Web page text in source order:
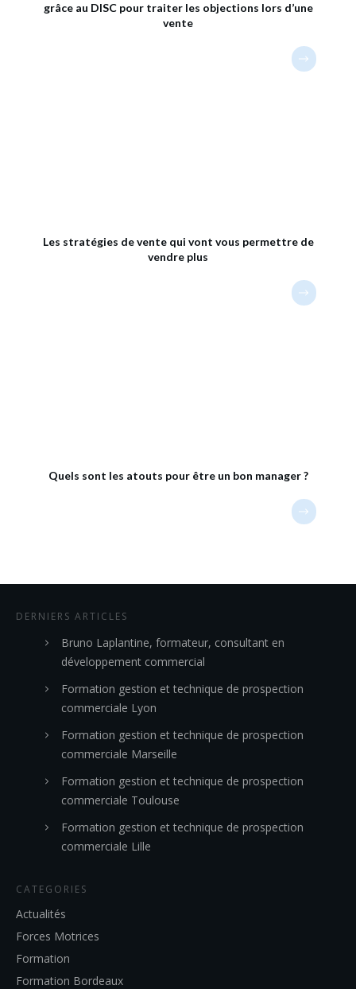
grâce au DISC pour traiter les objections lors d’une
vente
Les stratégies de vente qui vont vous permettre de
vendre plus
Quels sont les atouts pour être un bon manager ?
DERNIERS ARTICLES
Bruno Laplantine, formateur, consultant en
développement commercial
Formation gestion et technique de prospection
commerciale Lyon
Formation gestion et technique de prospection
commerciale Marseille
Formation gestion et technique de prospection
commerciale Toulouse
Formation gestion et technique de prospection
commerciale Lille
CATEGORIES
Actualités
Forces Motrices
Formation
Formation Bordeaux